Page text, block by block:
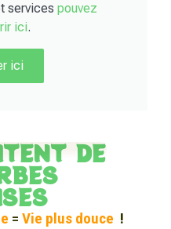
services pouvez
ici.
ici
DE
= Vie plus douce !